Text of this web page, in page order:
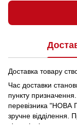
Доставка товару
Час доставки
пункту призначення.
перевізника "НОВА
зручне відділення.